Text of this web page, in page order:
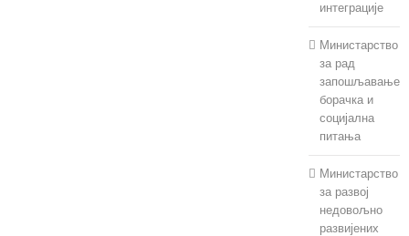
интеграције
Министарство
за рад
запошљавање
борачка и
социјална
питања
Министарство
за развој
недовољно
развијених